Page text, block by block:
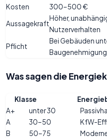
Kosten
300–500 €
Aussagekraft
Höher,
Nutzerverhalten
Pflicht
Bei Gebäuden
Baugenehmigung
Was sagen die
Klasse
A+
unter 30
A
30–50
KfW-
B
50–75